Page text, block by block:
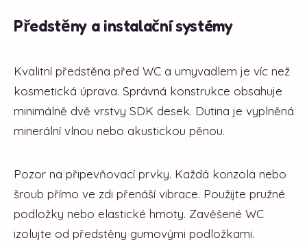
Předstěny a instalační systémy
Kvalitní předstěna před WC a umyvadlem je víc než
kosmetická úprava. Správná konstrukce obsahuje
minimálně dvě vrstvy SDK desek. Dutina je vyplněná
minerální vlnou nebo akustickou pěnou.
Pozor na připevňovací prvky. Každá konzola nebo
šroub přímo ve zdi přenáší vibrace. Použijte pružné
podložky nebo elastické hmoty. Zavěšené WC
izolujte od předstěny gumovými podložkami.